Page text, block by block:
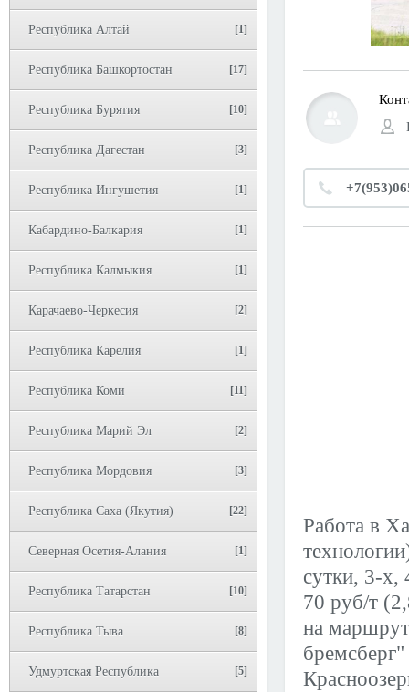
Республика Алтай [1]
Республика Башкортостан [17]
Республика Бурятия [10]
Республика Дагестан [3]
Республика Ингушетия [1]
Кабардино-Балкария [1]
Республика Калмыкия [1]
Карачаево-Черкесия [2]
Республика Карелия [1]
Республика Коми [11]
Республика Марий Эл [2]
Республика Мордовия [3]
Республика Саха (Якутия) [22]
Северная Осетия-Алания [1]
Республика Татарстан [10]
Республика Тыва [8]
Удмуртская Республика [5]
Работа в
сутки, 3-х,
70 руб/т
на